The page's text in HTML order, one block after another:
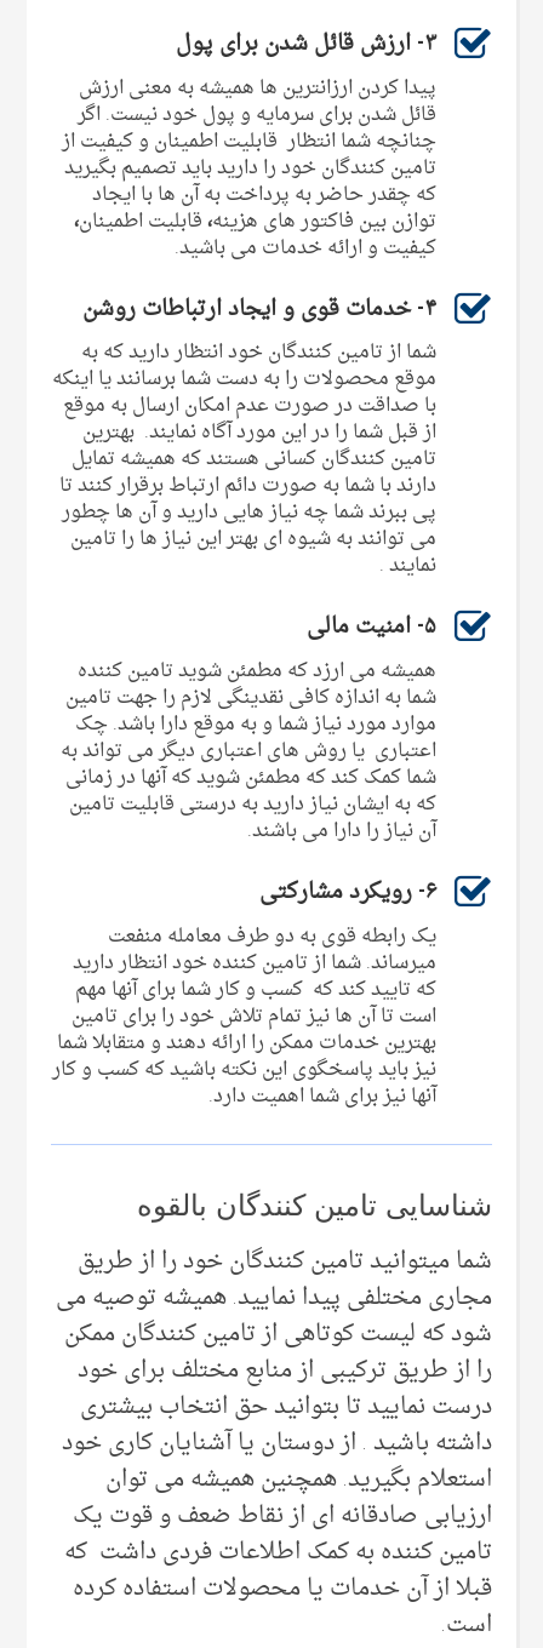
۳- ارزش قائل شدن برای پول
پیدا کردن ارزانترین ها همیشه به معنی ارزش
قائل شدن برای سرمایه و پول خود نیست. اگر
چنانچه شما انتظار قابلیت اطمینان و کیفیت از
تامین کنندگان خود را دارید باید تصمیم بگیرید
که چقدر حاضر به پرداخت به آن ها با ایجاد
توازن بین فاکتور های هزینه،قابلیت اطمینان،
کیفیت و ارائه خدمات می باشید.
۴- خدمات قوی و ایجاد ارتباطات روشن
شما از تامین کنندگان خود انتظار دارید که به
موقع محصولات را به دست شما برسانند یا اینکه
با صداقت در صورت عدم امکان ارسال به موقع
از قبل شما را در این مورد آگاه نمایند. بهترین
تامین کنندگان کسانی هستند که همیشه تمایل
دارند با شما به صورت دائم ارتباط برقرار کنند تا
پی ببرند شما چه نیاز هایی دارید و آن ها چطور
می توانند به شیوه ای بهتر این نیاز ها را تامین
نمایند .
۵- امنیت مالی
همیشه می ارزد که مطمئن شوید تامین کننده
شما به اندازه کافی نقدینگی لازم را جهت تامین
موارد مورد نیاز شما و به موقع دارا باشد. چک
اعتباری یا روش های اعتباری دیگر می تواند به
شما کمک کند که مطمئن شوید که آنها در زمانی
که به ایشان نیاز دارید به درستی قابلیت تامین
آن نیاز را دارا می باشند.
۶- رویکرد مشارکتی
یک رابطه قوی به دو طرف معامله منفعت
میرساند. شما از تامین کننده خود انتظار دارید
که تایید کند که کسب و کار شما برای آنها مهم
است تا آن ها نیز تمام تلاش خود را برای تامین
بهترین خدمات ممکن را ارائه دهند و متقابلا شما
نیز باید پاسخگوی این نکته باشید که کسب و کار
آنها نیز برای شما اهمیت دارد.
شناسایی تامین کنندگان بالقوه
شما میتوانید تامین کنندگان خود را از طریق
مجاری مختلفی پیدا نمایید. همیشه توصیه می
شود که لیست کوتاهی از تامین کنندگان ممکن
را از طریق ترکیبی از منابع مختلف برای خود
درست نمایید تا بتوانید حق انتخاب بیشتری
داشته باشید . از دوستان یا آشنایان کاری خود
استعلام بگیرید. همچنین همیشه می توان
ارزیابی صادقانه ای از نقاط ضعف و قوت یک
تامین کننده به کمک اطلاعات فردی داشت که
قبلا از آن خدمات یا محصولات استفاده کرده
است.